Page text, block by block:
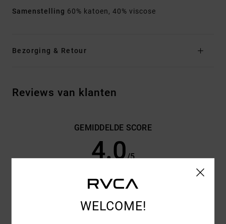
Samenstelling 60% katoen, 40% viscose
Bezorging & Retour
Reviews van klanten
GEMIDDELDE SCORE
4.0/5
2 GEVERIFIEERDE BEOORDELINGEN
100% VAN ONZE KLANTEN BEVELEN DIT PRODUCT AAN
WELCOME!